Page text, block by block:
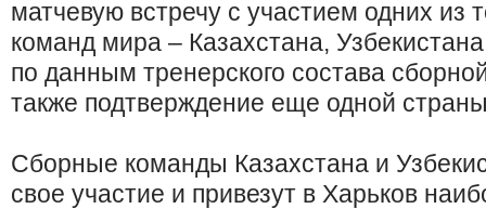
матчевую встречу с участием одних из
команд мира – Казахстана,
по данным тренерского состава
также подтверждение еще одной
Сборные команды Казахстана и
свое участие и привезут в Харьков